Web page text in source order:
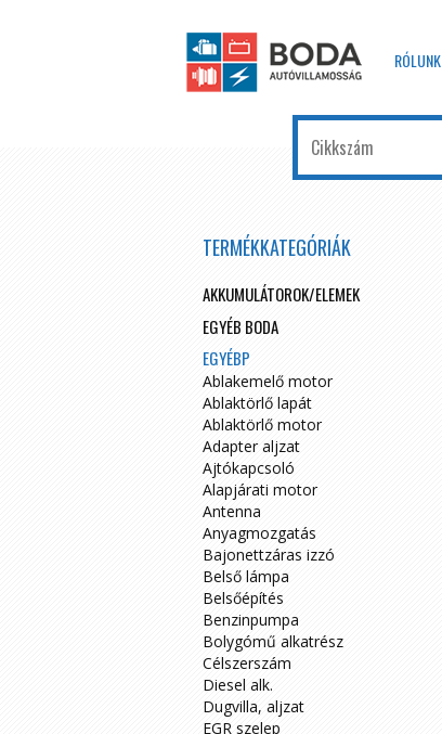
RÓLUNK
TERMÉKKATEGÓRIÁK
AKKUMULÁTOROK/ELEMEK
EGYÉB BODA
EGYÉBP
Ablakemelő motor
Ablaktörlő lapát
Ablaktörlő motor
Adapter aljzat
Ajtókapcsoló
Alapjárati motor
Antenna
Anyagmozgatás
Bajonettzáras izzó
Belső lámpa
Belsőépítés
Benzinpumpa
Bolygómű alkatrész
Célszerszám
Diesel alk.
Dugvilla, aljzat
EGR szelep